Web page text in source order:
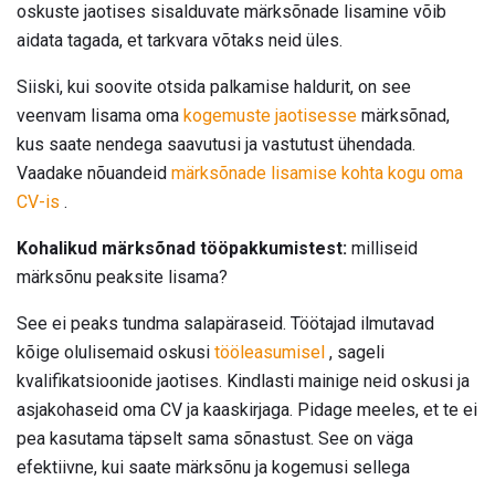
oskuste jaotises sisalduvate märksõnade lisamine võib
aidata tagada, et tarkvara võtaks neid üles.
Siiski, kui soovite otsida palkamise haldurit, on see
veenvam lisama oma kogemuste jaotisesse märksõnad,
kus saate nendega saavutusi ja vastutust ühendada.
Vaadake nõuandeid märksõnade lisamise kohta kogu oma
CV-is .
Kohalikud märksõnad tööpakkumistest: milliseid
märksõnu peaksite lisama?
See ei peaks tundma salapäraseid. Töötajad ilmutavad
kõige olulisemaid oskusi tööleasumisel , sageli
kvalifikatsioonide jaotises. Kindlasti mainige neid oskusi ja
asjakohaseid oma CV ja kaaskirjaga. Pidage meeles, et te ei
pea kasutama täpselt sama sõnastust. See on väga
efektiivne, kui saate märksõnu ja kogemusi sellega